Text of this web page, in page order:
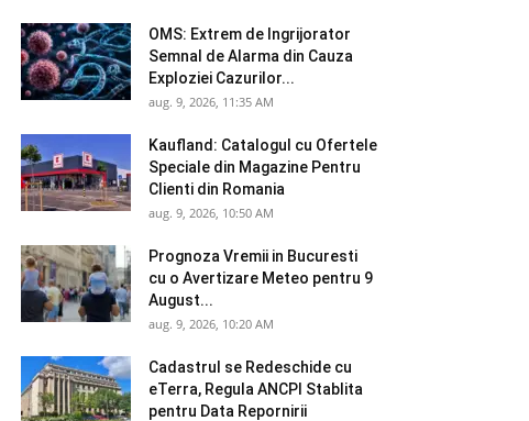
OMS: Extrem de Ingrijorator
Semnal de Alarma din Cauza
Exploziei Cazurilor...
aug. 9, 2026, 11:35 AM
Kaufland: Catalogul cu Ofertele
Speciale din Magazine Pentru
Clienti din Romania
aug. 9, 2026, 10:50 AM
Prognoza Vremii in Bucuresti
cu o Avertizare Meteo pentru 9
August...
aug. 9, 2026, 10:20 AM
Cadastrul se Redeschide cu
eTerra, Regula ANCPI Stablita
pentru Data Repornirii